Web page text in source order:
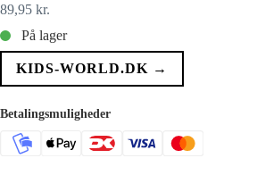
89,95 kr.
På lager
KIDS-WORLD.DK →
Betalingsmuligheder